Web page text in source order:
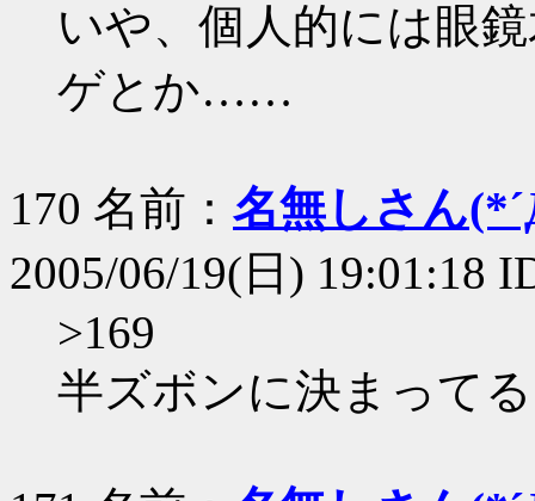
いや、個人的には眼
ゲとか……
170 名前： 名無しさん
2005/06/19(日) 19:01:18
>169
半ズボンに決まって